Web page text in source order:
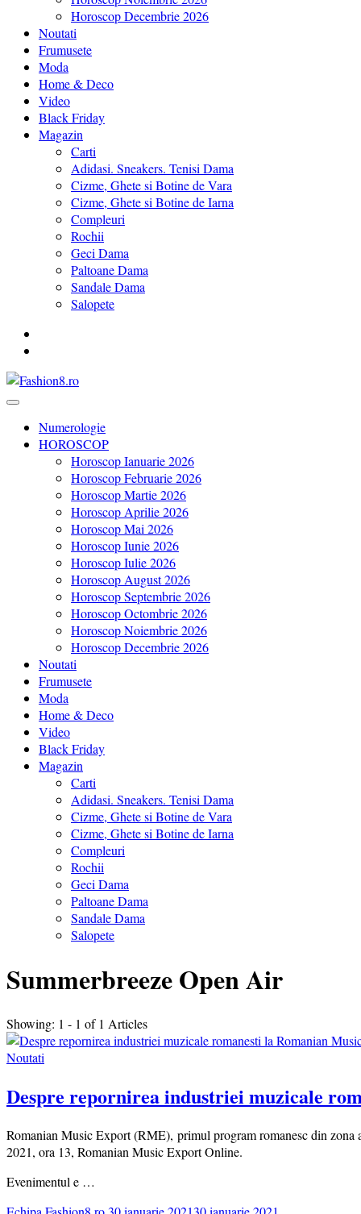
Horoscop Decembrie 2026
Noutati
Frumusete
Moda
Home & Deco
Video
Black Friday
Magazin
Carti
Adidasi. Sneakers. Tenisi Dama
Cizme, Ghete si Botine de Vara
Cizme, Ghete si Botine de Iarna
Compleuri
Rochii
Geci Dama
Paltoane Dama
Sandale Dama
Salopete
Fashion8.ro ❤️
Revista Fashion8.ro locul unde gasesti ce e nou: horoscop,
Numerologie
HOROSCOP
Horoscop Ianuarie 2026
Horoscop Februarie 2026
Horoscop Martie 2026
Horoscop Aprilie 2026
Horoscop Mai 2026
Horoscop Iunie 2026
Horoscop Iulie 2026
Horoscop August 2026
Horoscop Septembrie 2026
Horoscop Octombrie 2026
Horoscop Noiembrie 2026
Horoscop Decembrie 2026
Noutati
Frumusete
Moda
Home & Deco
Video
Black Friday
Magazin
Carti
Adidasi. Sneakers. Tenisi Dama
Cizme, Ghete si Botine de Vara
Cizme, Ghete si Botine de Iarna
Compleuri
Rochii
Geci Dama
Paltoane Dama
Sandale Dama
Salopete
Summerbreeze Open Air
Showing: 1 - 1 of 1 Articles
Noutati
Despre repornirea industriei muzicale
Romanian Music Export (RME), primul program romanesc din zona
2021, ora 13, Romanian Music Export Online.
Evenimentul e …